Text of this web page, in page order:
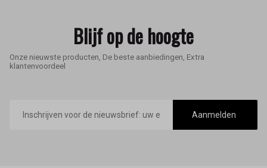
Blijf op de hoogte
Onze nieuwste producten, De beste aanbiedingen, Extra
klantenvoordeel
mailadres
Aanmelden